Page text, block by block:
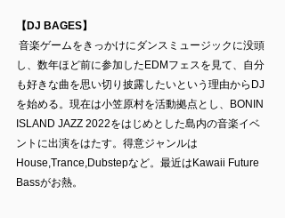
【DJ BAGES】
し、数年ほど前に参加したEDMフェスを見て、自分
も好きな曲を思い切り披露したいという理由からDJ
を始める。現在は小笠原村を活動拠点とし、BONIN
ISLAND JAZZ 2022をはじめとした島内の音楽イベ
ントに出演をはたす。得意ジャンルは
House,Trance,Dubstepなど。最近はKawaii Future
Bassがお熱。